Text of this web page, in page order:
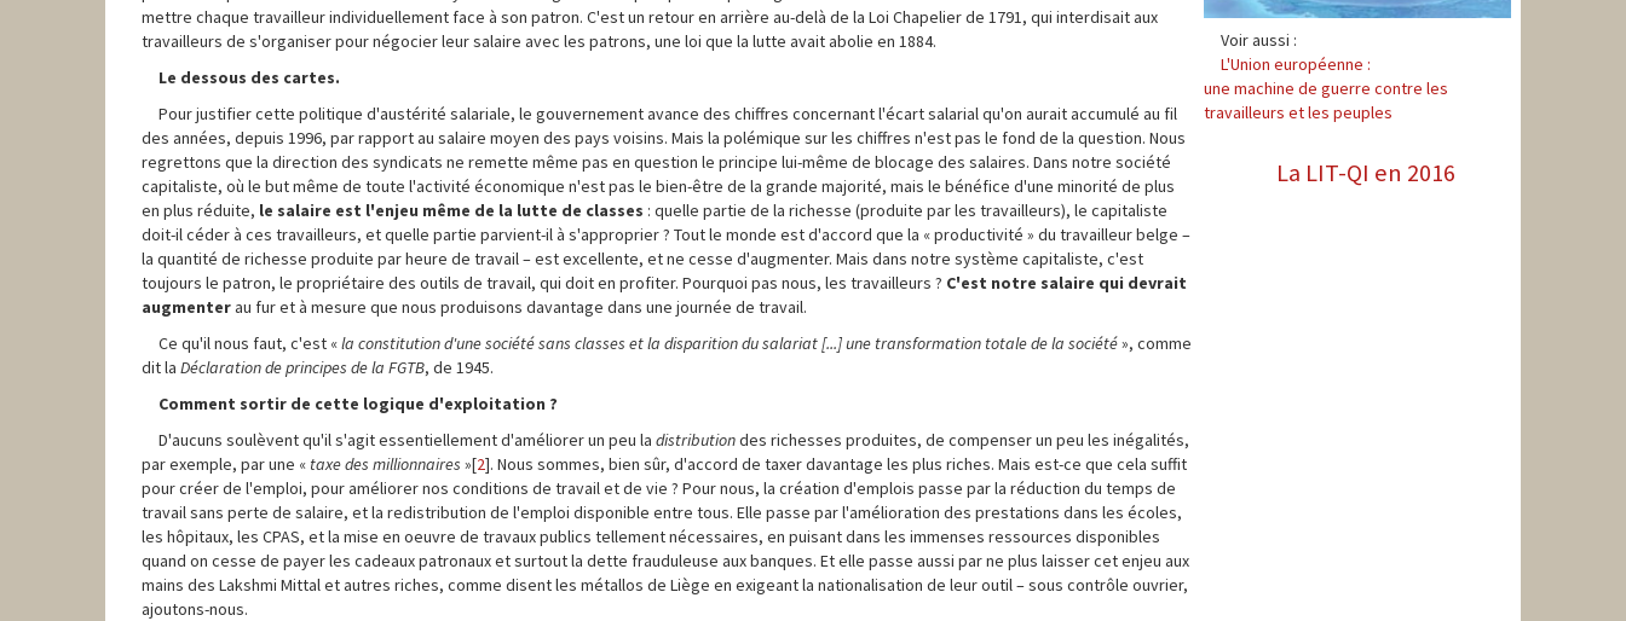
mettre chaque travailleur individuellement face à son patron. C'est un retour en arrière au-delà de la Loi Chapelier de 1791, qui interdisait aux
travailleurs de s'organiser pour négocier leur salaire avec les patrons, une loi que la lutte avait abolie en 1884.
Le dessous des cartes.
Pour justifier cette politique d'austérité salariale, le gouvernement avance des chiffres concernant l'écart salarial qu'on aurait accumulé au fil
des années, depuis 1996, par rapport au salaire moyen des pays voisins. Mais la polémique sur les chiffres n'est pas le fond de la question. Nous
regrettons que la direction des syndicats ne remette même pas en question le principe lui-même de blocage des salaires. Dans notre société
capitaliste, où le but même de toute l'activité économique n'est pas le bien-être de la grande majorité, mais le bénéfice d'une minorité de plus
en plus réduite, le salaire est l'enjeu même de la lutte de classes : quelle partie de la richesse (produite par les travailleurs), le capitaliste
doit-il céder à ces travailleurs, et quelle partie parvient-il à s'approprier ? Tout le monde est d'accord que la « productivité » du travailleur belge –
la quantité de richesse produite par heure de travail – est excellente, et ne cesse d'augmenter. Mais dans notre système capitaliste, c'est
toujours le patron, le propriétaire des outils de travail, qui doit en profiter. Pourquoi pas nous, les travailleurs ? C'est notre salaire qui devrait
augmenterau fur et à mesure que nous produisons davantage dans une journée de travail.
Ce qu'il nous faut, c'est «la constitution d'une société sans classes et la disparition du salariat [...] une transformation totale de la société», comme
dit la Déclaration de principes de la FGTB, de 1945.
Comment sortir de cette logique d'exploitation ?
D'aucuns soulèvent qu'il s'agit essentiellement d'améliorer un peu la distributiondes richesses produites, de compenser un peu les inégalités,
par exemple, par une « taxe des millionnaires »[2]. Nous sommes, bien sûr, d'accord de taxer davantage les plus riches. Mais est-ce que cela suffit
pour créer de l'emploi, pour améliorer nos conditions de travail et de vie ? Pour nous, la création d'emplois passe par la réduction du temps de
travail sans perte de salaire, et la redistribution de l'emploi disponible entre tous. Elle passe par l'amélioration des prestations dans les écoles,
les hôpitaux, les CPAS, et la mise en oeuvre de travaux publics tellement nécessaires, en puisant dans les immenses ressources disponibles
quand on cesse de payer les cadeaux patronaux et surtout la dette frauduleuse aux banques. Et elle passe aussi par ne plus laisser cet enjeu aux
mains des Lakshmi Mittal et autres riches, comme disent les métallos de Liège en exigeant la nationalisation de leur outil – sous contrôle ouvrier,
ajoutons-nous.
Voir aussi :
L'Union européenne :
une machine de guerre contre les
travailleurs et les peuples
La LIT-QI en 2016